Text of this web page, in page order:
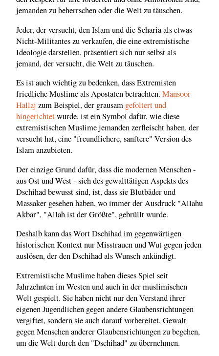
jemanden zu beherrschen oder die Welt zu täuschen.
Jeder, der versucht, den Islam und die Scharia als etwas
Nicht-Militantes zu verkaufen, die eine extremistische
Ideologie darstellen, präsentiert sich nur selbst als
jemand, der versucht, die Welt zu täuschen.
Es ist auch wichtig zu bedenken, dass Extremisten
friedliche Muslime als Apostaten betrachten. Mansoor
Hallaj zum Beispiel, der grausam gefoltert und
hingerichtetwurde, ist ein Symbol dafür, wie diese
extremistischen Muslime jemanden zerfleischt haben, der
versucht hat, eine "freundlichere, sanftere" Version des
Islam anzubieten.
Der einzige Grund dafür, dass die modernen Menschen -
aus Ost und West - sich des gewalttätigen Aspekts des
Dschihad bewusst sind, ist, dass sie Blutbäder und
Massaker gesehen haben, wo immer der Ausdruck "Allahu
Akbar", "Allah ist der Größte", gebrüllt wurde.
Deshalb kann das Wort Dschihad im gegenwärtigen
historischen Kontext nur Misstrauen und Wut gegen jeden
auslösen, der den Dschihad als Wunsch ankündigt.
Extremistische Muslime haben dieses Spiel seit
Jahrzehnten im Westen und auch in der muslimischen
Welt gespielt. Sie haben nicht nur den Verstand ihrer
eigenen Jugendlichen gegen andere Glaubensrichtungen
vergiftet, sondern sie auch darauf vorbereitet, Gewalt
gegen Menschen anderer Glaubensrichtungen zu begehen,
um die Welt durch den "Dschihad" zu übernehmen.